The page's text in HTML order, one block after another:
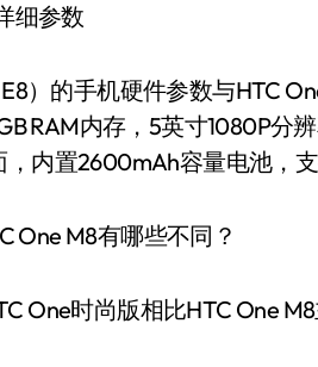
细参数
的手机硬件参数与HTC
RAM内存，5英寸1080P分
，内置2600mAh容量电池，
One M8有哪些不同？
时尚版相比HTC One M8